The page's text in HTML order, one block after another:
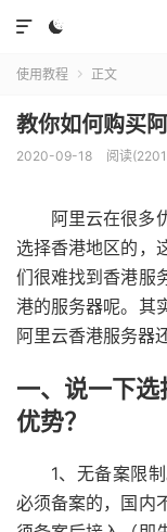


使用教程  正文
教你如何购买
2020-09-18 阅读
阿里云在很多
选择香港地区的，
们很难找到香港服
港的服务器呢。其
阿里云香港服务器
一、说一下
优势？
1、无备案限
必须备案的，国内